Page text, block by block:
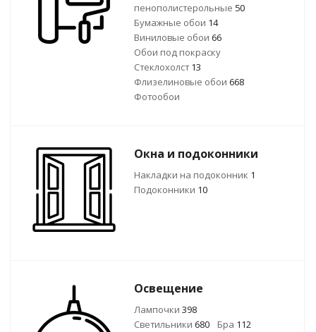
пенополистерольные 50
Бумажные обои 14
Виниловые обои 66
Обои под покраску
Стеклохолст13
Флизелиновые обои 668
Фотообои
Окна и подоконники
Накладки на подоконник 1
Подоконники 10
Освещение
Лампочки 398
Светильники 680 Бра 112